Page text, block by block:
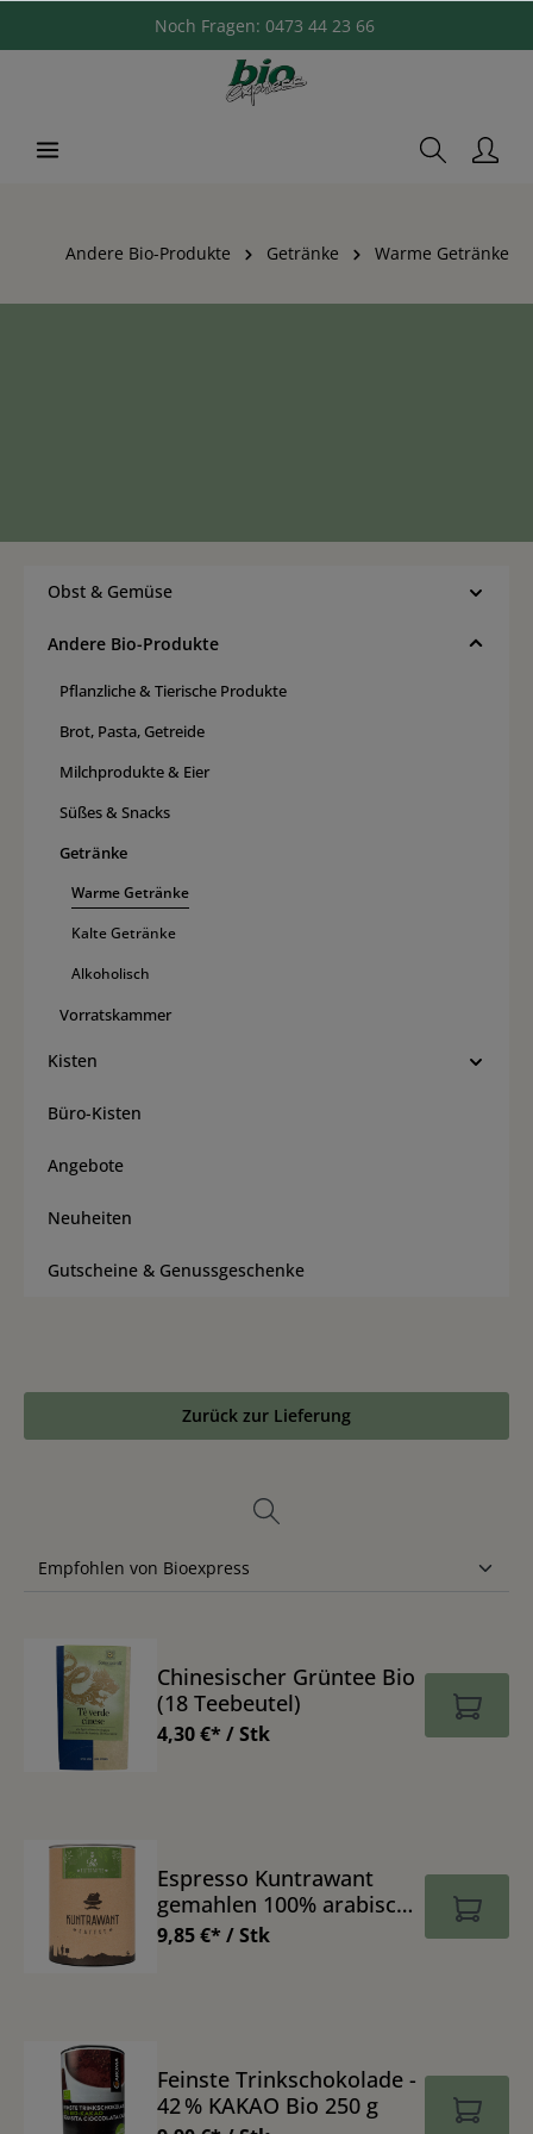
Noch Fragen: 0473 44 23 66
Andere Bio-Produkte Getränke Warme Getränke
Obst & Gemüse
Andere Bio-Produkte
Pflanzliche & Tierische Produkte
Brot, Pasta, Getreide
Milchprodukte & Eier
Süßes & Snacks
Getränke
Warme Getränke
Kalte Getränke
Alkoholisch
Vorratskammer
Kisten
Büro-Kisten
Angebote
Neuheiten
Gutscheine & Genussgeschenke
Zurück zur Lieferung
Chinesischer Grüntee Bio
(18 Teebeutel)
4,30 €* / Stk
Espresso Kuntrawant
gemahlen 100% arabisch
Bio 250 g
9,85 €* / Stk
Feinste Trinkschokolade -
42 % KAKAO Bio 250 g